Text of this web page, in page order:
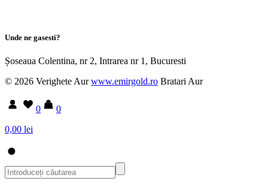
Unde ne gasesti?
Șoseaua Colentina, nr 2, Intrarea nr 1, Bucuresti
© 2026 Verighete Aurwww.emirgold.ro Bratari Aur
0
0
0,00 lei